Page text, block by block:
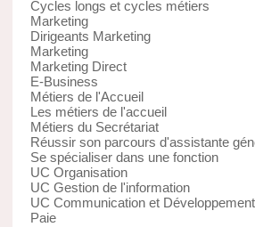
Cycles longs et cycles métiers
Marketing
Dirigeants Marketing
Marketing
Marketing Direct
E-Business
Métiers de l'Accueil
Les métiers de l'accueil
Métiers du Secrétariat
Réussir son parcours d'assistante
Se spécialiser dans une fonction
UC Organisation
UC Gestion de l'information
UC Communication et
Paie